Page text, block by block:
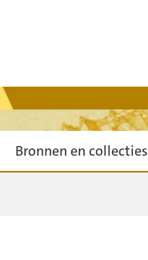
Bronnen en collecties